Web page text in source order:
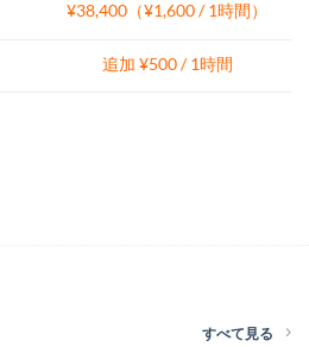
¥38,400（¥1,600 / 1時間）
追加 ¥500 / 1時間
すべて見る